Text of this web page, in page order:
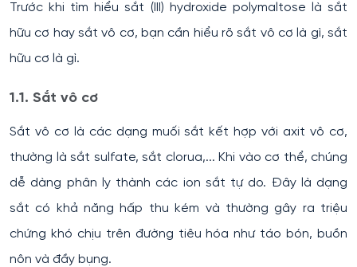
Trước khi tìm hiểu sắt (III) hydroxide polymaltose là sắt
hữu cơ hay sắt vô cơ, bạn cần hiểu rõ sắt vô cơ là gì, sắt
hữu cơ là gì.
1.1. Sắt vô cơ
Sắt vô cơ là các dạng muối sắt kết hợp với axit vô cơ,
thường là sắt sulfate, sắt clorua,... Khi vào cơ thể, chúng
dễ dàng phân ly thành các ion sắt tự do. Đây là dạng
sắt có khả năng hấp thu kém và thường gây ra triệu
chứng khó chịu trên đường tiêu hóa như táo bón, buồn
nôn và đầy bụng.